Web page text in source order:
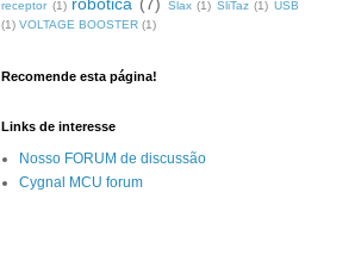
receptor (1) Slax (1) SliTaz (1) USB
(1) VOLTAGE BOOSTER (1)
Recomende esta página!
Links de interesse
Nosso FORUM de discussão
Cygnal MCU forum